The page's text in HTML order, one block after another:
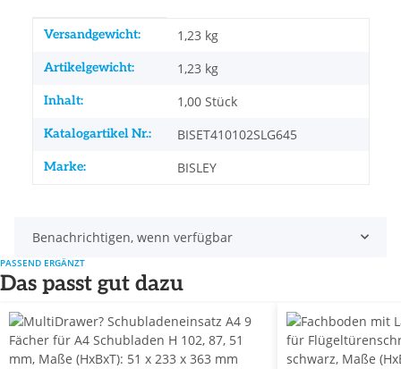
Produkteigenschaft
Wert
Versandgewicht: 1,23 kg
Artikelgewicht: 1,23 kg
Inhalt: 1,00 Stück
Katalogartikel Nr.: BISET410102SLG645
Marke: BISLEY
Benachrichtigen, wenn verfügbar
PASSEND ERGÄNZT
Das passt gut dazu